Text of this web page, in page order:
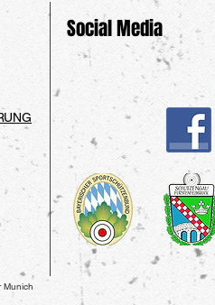
Munich
Social Media